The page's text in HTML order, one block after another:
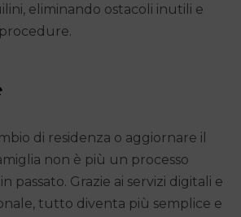
eliminando ostacoli inutili e
di residenza o aggiornare il
non è più un processo
passato. Grazie ai servizi digitali e
tutto diventa più semplice e